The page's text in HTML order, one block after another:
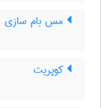
مس بام سازی
کوپریت